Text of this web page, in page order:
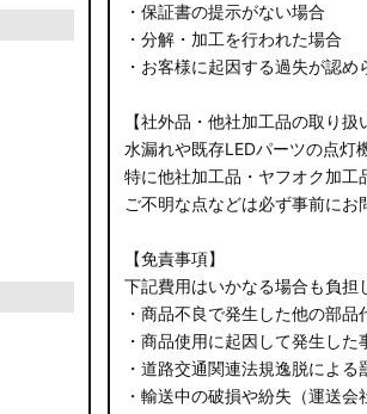
・保証書の提示がない場合
・分解・加工を行われた場合
・お客様に起因する過失が認め
【社外品・他社加工品の取り扱
水漏れや既存LEDパーツの点灯
特に他社加工品・ヤフオク加
ご不明な点などは必ず事前にお
【免責事項】
下記費用はいかなる場合も負担
・商品不良で発生した他の部
・商品使用に起因して発生し
・道路交通関連法規逸脱による
・輸送中の破損や紛失（運送会